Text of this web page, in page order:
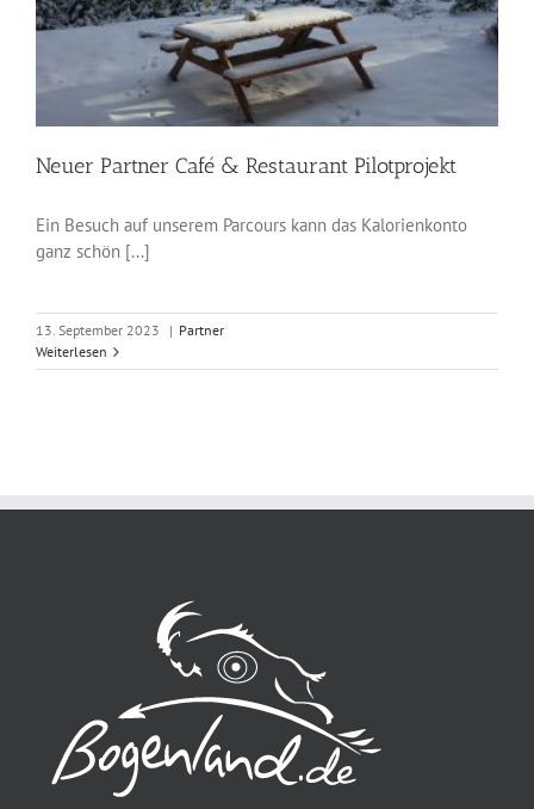
Neuer Partner Café & Restaurant Pilotprojekt
Ein Besuch auf unserem Parcours kann das Kalorienkonto
ganz schön [...]
13. September 2023 | Partner
Weiterlesen